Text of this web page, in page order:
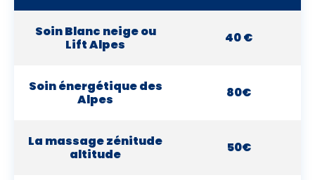
Soin Blanc neige ou
Lift Alpes
40 €
Soin énergétique des
Alpes
80€
La massage zénitude
altitude
50€